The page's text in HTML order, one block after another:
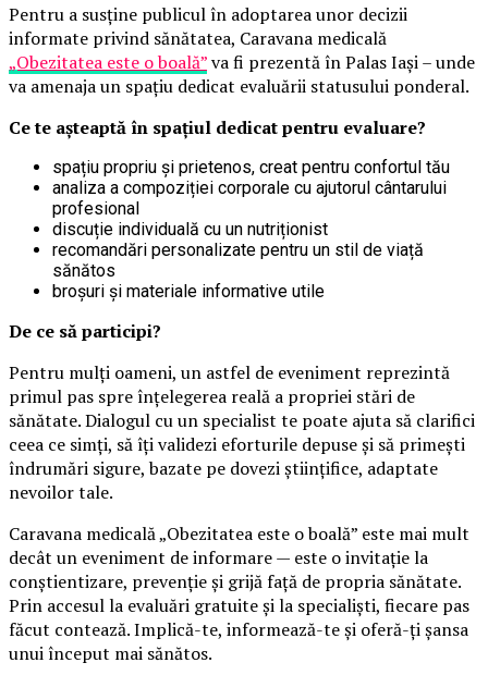
Pentru a susține publicul în adoptarea unor decizii
informate privind sănătatea, Caravana medicală
„Obezitatea este o boală”va fi prezentă în Palas Iași – unde
va amenaja un spațiu dedicat evaluării statusului ponderal.
Ce te așteaptă în spațiul dedicat pentru evaluare?
spațiu propriu și prietenos, creat pentru confortul tău
analiza a compoziției corporale cu ajutorul cântarului
profesional
discuție individuală cu un nutriționist
recomandări personalizate pentru un stil de viață
sănătos
broșuri și materiale informative utile
De ce să participi?
Pentru mulți oameni, un astfel de eveniment reprezintă
primul pas spre înțelegerea reală a propriei stări de
sănătate. Dialogul cu un specialist te poate ajuta să clarifici
ceea ce simți, să îți validezi eforturile depuse și să primești
îndrumări sigure, bazate pe dovezi științifice, adaptate
nevoilor tale.
Caravana medicală „Obezitatea este o boală” este mai mult
decât un eveniment de informare — este o invitație la
conștientizare, prevenție și grijă față de propria sănătate.
Prin accesul la evaluări gratuite și la specialiști, fiecare pas
făcut contează. Implică-te, informează-te și oferă-ți șansa
unui început mai sănătos.